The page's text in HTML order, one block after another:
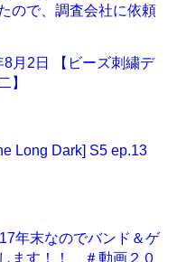
ので、調査会社に依頼
月2日 【ビーズ刺繍デ
】
Long Dark] S5 ep.13
年末なのでバンド＆ゲ
ます！！ ＃動画２０